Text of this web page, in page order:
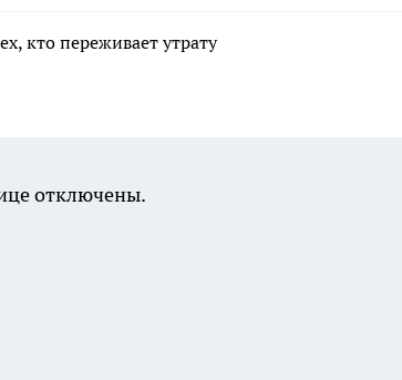
кто переживает утрату
отключены.